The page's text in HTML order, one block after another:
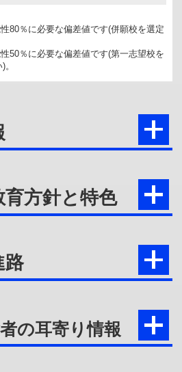
80％に必要な偏差値です(併願校を選定
50％に必要な偏差値です(第一志望校を
育方針と特色
路
の耳寄り情報